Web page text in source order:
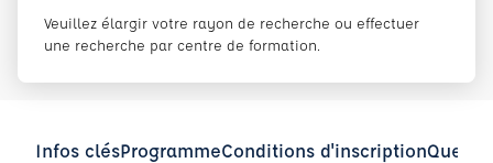
Veuillez élargir votre rayon de recherche ou effectuer
une recherche par centre de formation.
Infos clésProgrammeConditions d'inscription